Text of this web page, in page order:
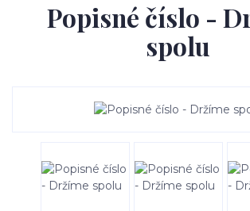
Popisné číslo -
spolu